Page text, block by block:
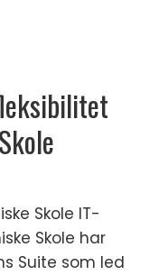
Skole IT-
Skole har
Suite som led